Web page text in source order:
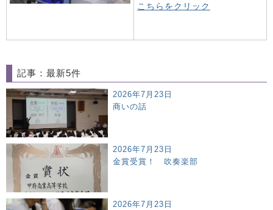
こちらをクリック
記事：最新5件
2026年7月23日
商いの話
2026年7月23日
金賞受賞！ 吹奏楽部
2026年7月23日